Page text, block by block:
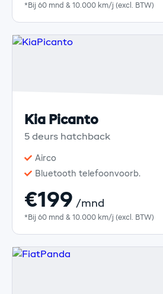
*Bij 60 mnd & 10.000 km/j (excl. BTW)
Kia Picanto
5 deurs hatchback
Airco
Bluetooth telefoonvoorb.
€199 /mnd
*Bij 60 mnd & 10.000 km/j (excl. BTW)